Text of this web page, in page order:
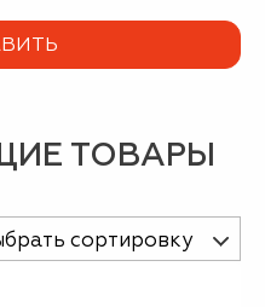
ТОВАРЫ
сортировку